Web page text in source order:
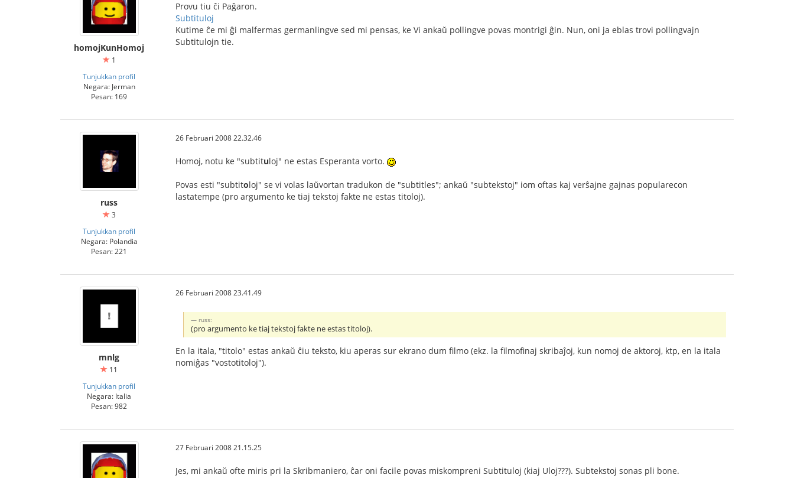
homojKunHomoj
1
Tunjukkan profil
Negara: Jerman
Pesan: 169
Provu tiu ĉi Paĝaron.
Subtituloj
Kutime ĉe mi ĝi malfermas germanlingve sed mi pensas, ke Vi ankaŭ pollingve povas montrigi ĝin. Nun, oni ja eblas trovi pollingvajn
Subtitulojn tie.
russ
3
Tunjukkan profil
Negara: Polandia
Pesan: 221
26 Februari 2008 22.32.46
Homoj, notu ke "subtituloj" ne estas Esperanta vorto.
Povas esti "subtitoloj" se vi volas laŭvortan tradukon de "subtitles"; ankaŭ "subtekstoj" iom oftas kaj verŝajne gajnas popularecon
lastatempe (pro argumento ke tiaj tekstoj fakte ne estas titoloj).
mnlg
11
Tunjukkan profil
Negara: Italia
Pesan: 982
26 Februari 2008 23.41.49
russ:
(pro argumento ke tiaj tekstoj fakte ne estas titoloj).
En la itala, "titolo" estas ankaŭ ĉiu teksto, kiu aperas sur ekrano dum filmo (ekz. la filmofinaj skribaĵoj, kun nomoj de aktoroj, ktp, en la itala
nomiĝas "vostotitoloj").
27 Februari 2008 21.15.25
Jes, mi ankaŭ ofte miris pri la Skribmaniero, ĉar oni facile povas miskompreni Subtituloj (kiaj Uloj???). Subtekstoj sonas pli bone.